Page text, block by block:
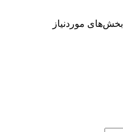
بخش‌های موردنیاز